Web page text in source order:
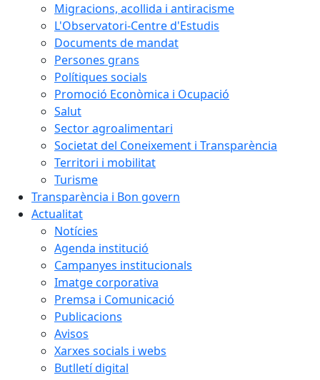
Migracions, acollida i antiracisme
L'Observatori-Centre d'Estudis
Documents de mandat
Persones grans
Polítiques socials
Promoció Econòmica i Ocupació
Salut
Sector agroalimentari
Societat del Coneixement i Transparència
Territori i mobilitat
Turisme
Transparència i Bon govern
Actualitat
Notícies
Agenda institució
Campanyes institucionals
Imatge corporativa
Premsa i Comunicació
Publicacions
Avisos
Xarxes socials i webs
Butlletí digital